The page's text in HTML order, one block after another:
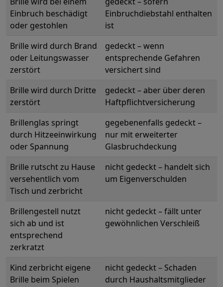
Einbruch beschädigt
oder gestohlen
Einbruchdiebstahl enthalten
ist
Brille wird durch Brand
oder Leitungswasser
zerstört
gedeckt – wenn
entsprechende Gefahren
versichert sind
Brille wird durch Dritte
zerstört
gedeckt – aber über deren
Haftpflichtversicherung
Brillenglas springt
durch Hitzeeinwirkung
oder Spannung
gegebenenfalls gedeckt –
nur mit erweiterter
Glasbruchdeckung
Brille rutscht zu Hause
versehentlich vom
Tisch und zerbricht
nicht gedeckt – handelt sich
um Eigenverschulden
Brillengestell nutzt
sich ab und ist
entsprechend
zerkratzt
nicht gedeckt – fällt unter
gewöhnlichen Verschleiß
Kind zerbricht eigene
Brille beim Spielen
nicht gedeckt – Schaden
durch Haushaltsmitglieder